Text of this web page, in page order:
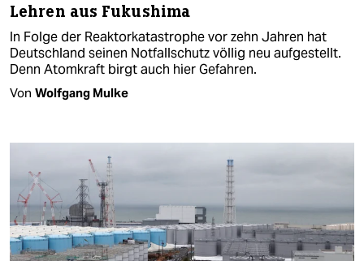
Lehren aus Fukushima
In Folge der Reaktorkatastrophe vor zehn Jahren hat
Deutschland seinen Notfallschutz völlig neu aufgestellt.
Denn Atomkraft birgt auch hier Gefahren.
Von Wolfgang Mulke